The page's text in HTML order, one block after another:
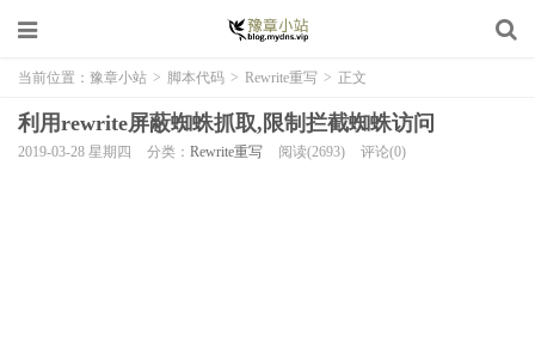
当前位置： 豫章小站 > 脚本代码 > Rewrite重写 > 正文
利用rewrite屏蔽蜘蛛抓取,限制拦截蜘蛛访问
2019-03-28 星期四 分类： Rewrite重写 阅读(2693) 评论(0)